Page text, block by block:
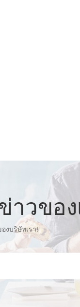
วของ
งบริษัทเรา!